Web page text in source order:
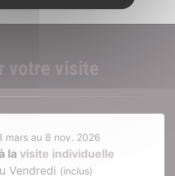
votre visite
mars au 8 nov. 2026
la visite individuelle
Vendredi (inclus)